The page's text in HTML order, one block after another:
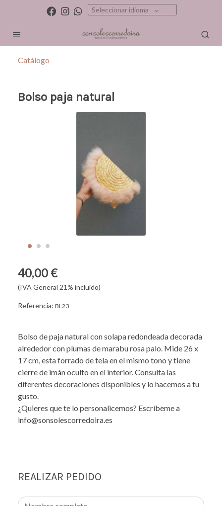
Seleccionar idioma
Catálogo
Bolso paja natural
40,00 €
(IVA General 21% incluido)
Referencia: BL23
Bolso de paja natural con solapa redondeada decorada
alrededor con plumas de marabu rosa palo. Mide 26 x
17 cm, esta forrado de tela en el mismo tono y tiene
cierre de imán oculto en el interior. Consulta las
diferentes decoraciones disponibles y lo hacemos a tu
gusto.
¿Quieres que te lo personalicemos? Escríbeme a
info@sonsolescorredoira.es
REALIZAR PEDIDO